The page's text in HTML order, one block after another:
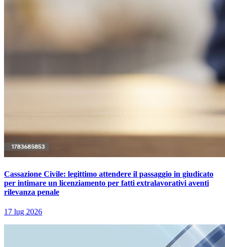
Cassazione Civile: legittimo attendere il passaggio in giudicato
per intimare un licenziamento per fatti extralavorativi aventi
rilevanza penale
17 lug 2026